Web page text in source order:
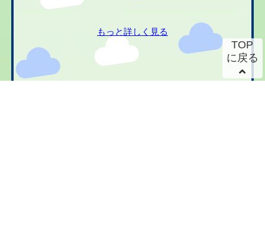
もっと詳しく見る
TOP
に戻る